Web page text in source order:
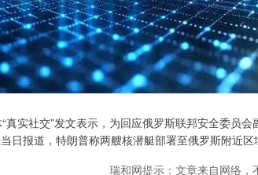
实社交”发文表示，为回应俄罗斯联邦安全委员会
报道，特朗普称两艘核潜艇部署至俄罗斯附近区
瑞和网提示：文章来自网络，